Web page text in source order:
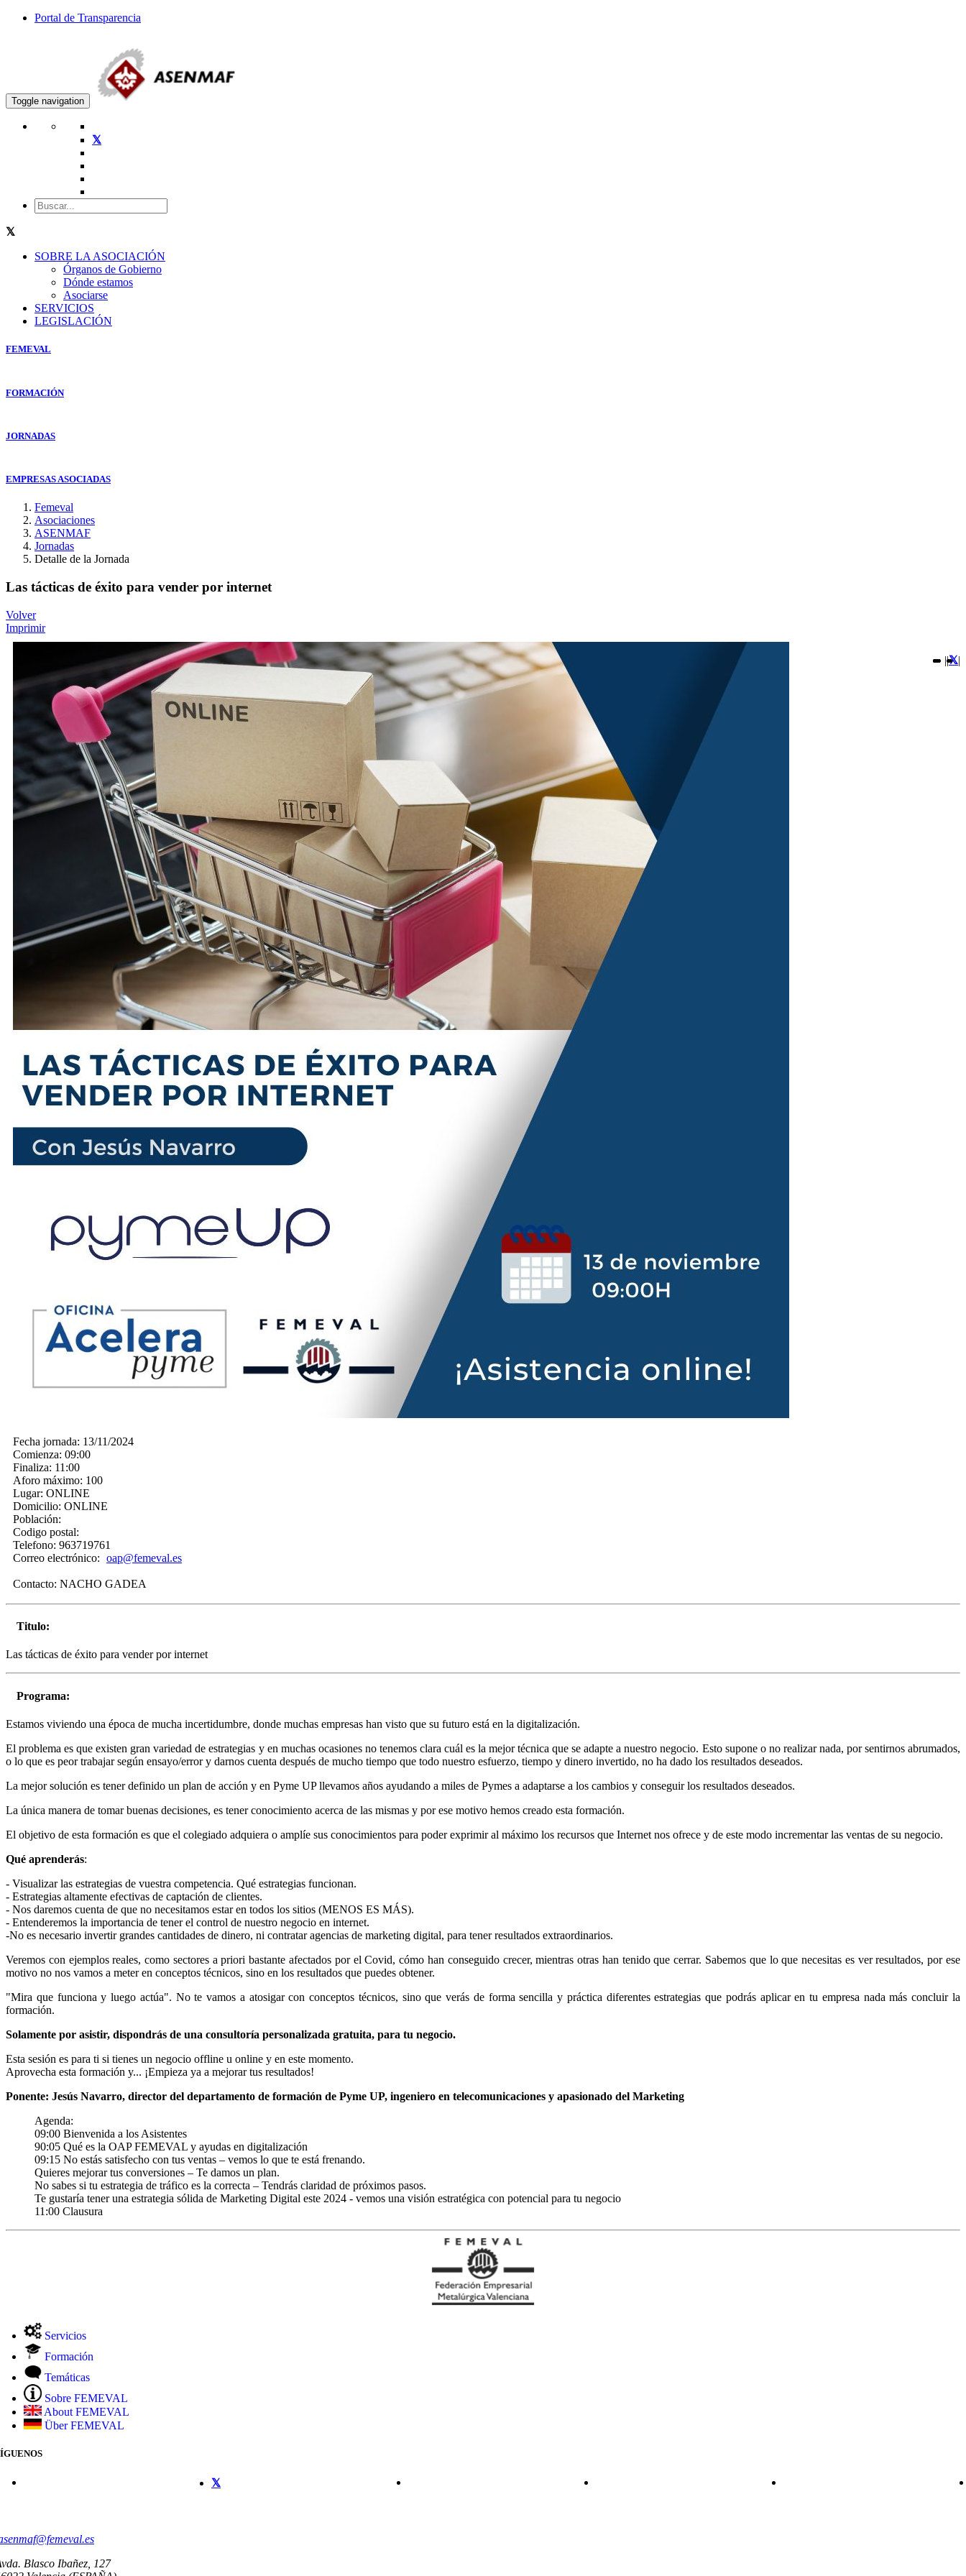
Portal de Transparencia
Toggle navigation
SOBRE LA ASOCIACIÓN
Órganos de Gobierno
Dónde estamos
Asociarse
SERVICIOS
LEGISLACIÓN
FEMEVAL
FORMACIÓN
JORNADAS
EMPRESAS ASOCIADAS
Femeval
Asociaciones
ASENMAF
Jornadas
Detalle de la Jornada
Las tácticas de éxito para vender por internet
Volver
Imprimir
|| |
Fecha jornada: 13/11/2024
Comienza: 09:00
Finaliza: 11:00
Aforo máximo: 100
Lugar: ONLINE
Domicilio: ONLINE
Población:
Codigo postal:
Telefono: 963719761
Correo electrónico: oap@femeval.es
Contacto: NACHO GADEA
Titulo:
Las tácticas de éxito para vender por internet
Programa:
Estamos viviendo una época de mucha incertidumbre, donde muchas empresas han visto que su futuro está en la digitalización.
El problema es que existen gran variedad de estrategias y en muchas ocasiones no tenemos clara cuál es la mejor técnica que se adapte a nuestro negocio. Esto supone o no realizar nada, por sentirnos abrumados,
o lo que es peor trabajar según ensayo/error y darnos cuenta después de mucho tiempo que todo nuestro esfuerzo, tiempo y dinero invertido, no ha dado los resultados deseados.
La mejor solución es tener definido un plan de acción y en Pyme UP llevamos años ayudando a miles de Pymes a adaptarse a los cambios y conseguir los resultados deseados.
La única manera de tomar buenas decisiones, es tener conocimiento acerca de las mismas y por ese motivo hemos creado esta formación.
El objetivo de esta formación es que el colegiado adquiera o amplíe sus conocimientos para poder exprimir al máximo los recursos que Internet nos ofrece y de este modo incrementar las ventas de su negocio.
Qué aprenderás:
- Visualizar las estrategias de vuestra competencia. Qué estrategias funcionan.
- Estrategias altamente efectivas de captación de clientes.
- Nos daremos cuenta de que no necesitamos estar en todos los sitios (MENOS ES MÁS).
- Entenderemos la importancia de tener el control de nuestro negocio en internet.
-No es necesario invertir grandes cantidades de dinero, ni contratar agencias de marketing digital, para tener resultados extraordinarios.
Veremos con ejemplos reales, como sectores a priori bastante afectados por el Covid, cómo han conseguido crecer, mientras otras han tenido que cerrar. Sabemos que lo que necesitas es ver resultados, por ese
motivo no nos vamos a meter en conceptos técnicos, sino en los resultados que puedes obtener.
"Mira que funciona y luego actúa". No te vamos a atosigar con conceptos técnicos, sino que verás de forma sencilla y práctica diferentes estrategias que podrás aplicar en tu empresa nada más concluir la
formación.
Solamente por asistir, dispondrás de una consultoría personalizada gratuita, para tu negocio.
Esta sesión es para ti si tienes un negocio offline u online y en este momento.
Aprovecha esta formación y... ¡Empieza ya a mejorar tus resultados!
Ponente: Jesús Navarro, director del departamento de formación de Pyme UP, ingeniero en telecomunicaciones y apasionado del Marketing
Agenda:
09:00 Bienvenida a los Asistentes
90:05 Qué es la OAP FEMEVAL y ayudas en digitalización
09:15 No estás satisfecho con tus ventas – vemos lo que te está frenando.
Quieres mejorar tus conversiones – Te damos un plan.
No sabes si tu estrategia de tráfico es la correcta – Tendrás claridad de próximos pasos.
Te gustaría tener una estrategia sólida de Marketing Digital este 2024 - vemos una visión estratégica con potencial para tu negocio
11:00 Clausura
Servicios
Formación
Temáticas
Sobre FEMEVAL
About FEMEVAL
Über FEMEVAL
Blasco Ibañez, 127